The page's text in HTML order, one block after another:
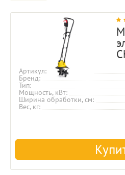
Артикул
Бренд
Тип
Мощность, кВт
Ширина обработки, см
Вес, кг